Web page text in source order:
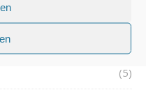
(5)